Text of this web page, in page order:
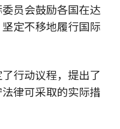
员会鼓励各国在达
定不移地履行国际
行动议程，提出了
律可采取的实际措